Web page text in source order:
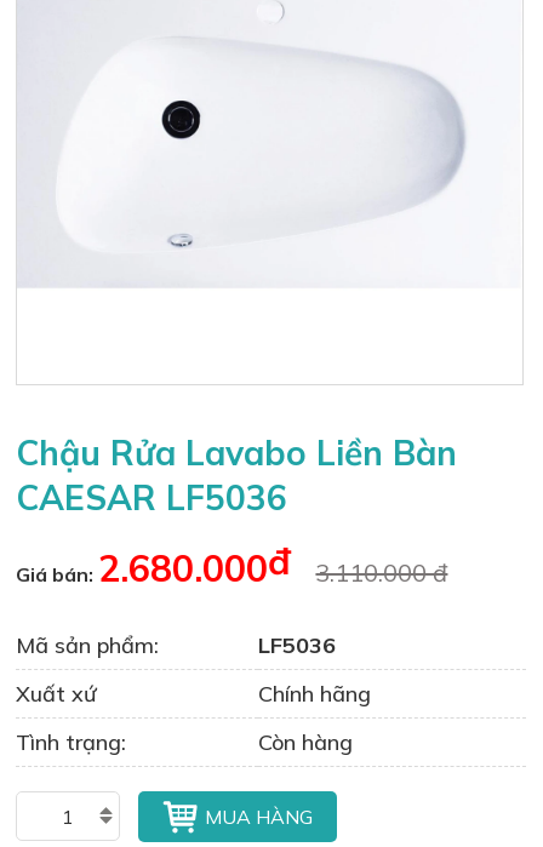
Chậu Rửa Lavabo Liền Bàn
CAESAR LF5036
Giá bán: 2.680.000đ 3.110.000 đ
Mã sản phẩm:
LF5036
Xuất xứ
Chính hãng
Tình trạng:
Còn hàng
MUA HÀNG